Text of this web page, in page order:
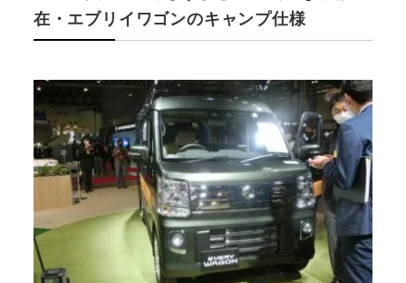
在・エブリイワゴンのキャンプ仕様